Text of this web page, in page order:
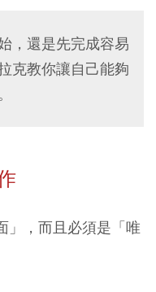
，還是先完成容易
克教你讓自己能夠
」，而且必須是「唯